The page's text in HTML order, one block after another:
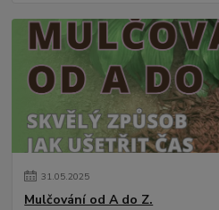
31.05.2025
Mulčování od A do Z.